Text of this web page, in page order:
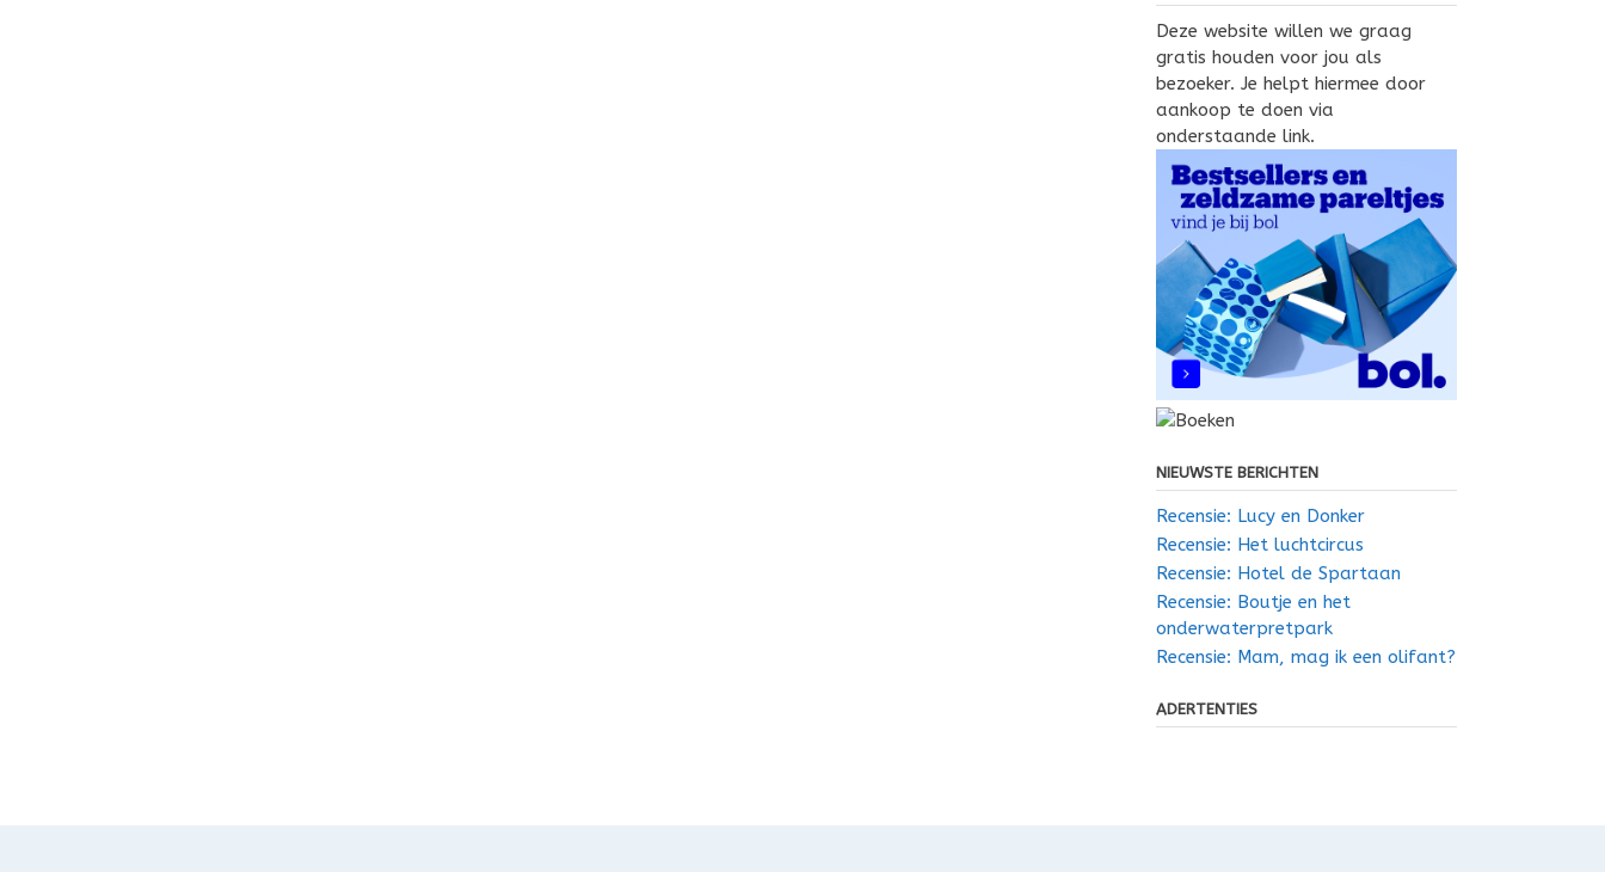
Deze website willen we graag
gratis houden voor jou als
bezoeker. Je helpt hiermee door
aankoop te doen via
onderstaande link.
NIEUWSTE BERICHTEN
Recensie: Lucy en Donker
Recensie: Het luchtcircus
Recensie: Hotel de Spartaan
Recensie: Boutje en het
onderwaterpretpark
Recensie: Mam, mag ik een olifant?
ADERTENTIES